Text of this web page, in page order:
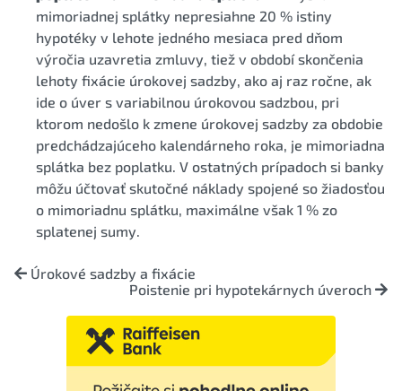
mimoriadnej splátky nepresiahne 20 % istiny
hypotéky v lehote jedného mesiaca pred dňom
výročia uzavretia zmluvy, tiež v období skončenia
lehoty fixácie úrokovej sadzby, ako aj raz ročne, ak
ide o úver s variabilnou úrokovou sadzbou, pri
ktorom nedošlo k zmene úrokovej sadzby za obdobie
predchádzajúceho kalendárneho roka, je mimoriadna
splátka bez poplatku. V ostatných prípadoch si banky
môžu účtovať skutočné náklady spojené so žiadosťou
o mimoriadnu splátku, maximálne však 1 % zo
splatenej sumy.
Úrokové sadzby a fixácie
Poistenie pri hypotekárnych úveroch